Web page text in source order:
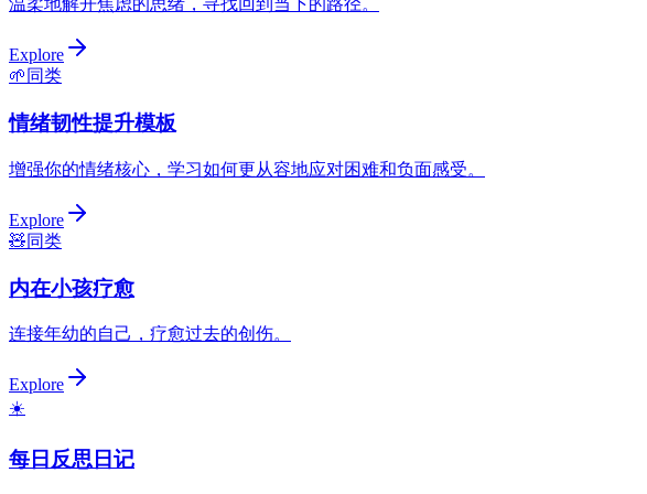
温柔地解开焦虑的思绪，寻找回到当下的路径。
Explore
🌱 同类
情绪韧性提升模板
增强你的情绪核心，学习如何更从容地应对困难和负面感受。
Explore
🧸同类
内在小孩疗愈
连接年幼的自己，疗愈过去的创伤。
Explore
☀️
每日反思日记